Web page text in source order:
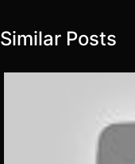
Similar Posts